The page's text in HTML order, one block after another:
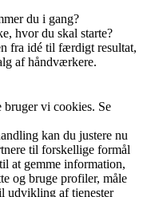
du i gang?
hvor du skal starte?
fra idé til færdigt resultat,
af håndværkere.
bruger vi cookies. Se
kan du justere nu
til forskellige formål
at gemme information,
og bruge profiler, måle
udvikling af tjenester